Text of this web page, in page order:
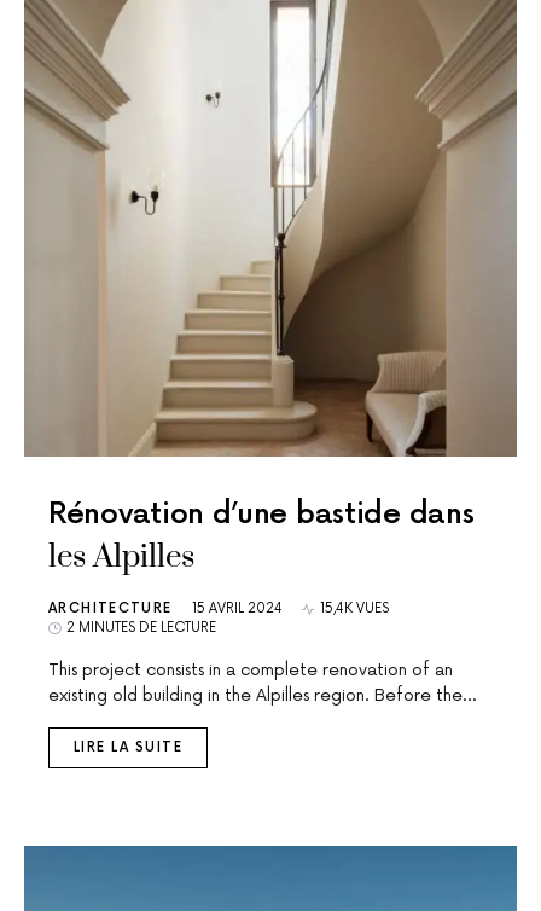
Rénovation d’une bastide dans
les Alpilles
ARCHITECTURE 15 AVRIL 2024
15,4K VUES
2 MINUTES DE LECTURE
This project consists in a complete renovation of an
existing old building in the Alpilles region. Before the…
LIRE LA SUITE